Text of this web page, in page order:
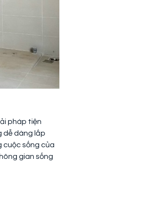
pháp tiện
dễ dàng lắp
cuộc sống của
gian sống